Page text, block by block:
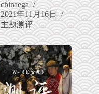
chinaega
2021年11月16日
主题测评